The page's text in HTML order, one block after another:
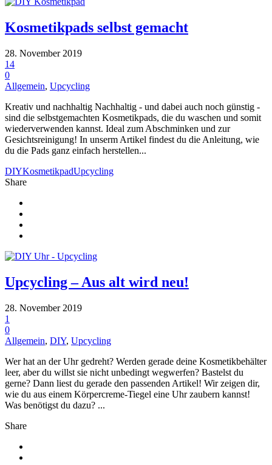
Kosmetikpads selbst gemacht
28. November 2019
14
0
Allgemein, Upcycling
Kreativ und nachhaltig Nachhaltig - und dabei auch noch günstig -
sind die selbstgemachten Kosmetikpads, die du waschen und somit
wiederverwenden kannst. Ideal zum Abschminken und zur
Gesichtsreinigung! In unserm Artikel findest du die Anleitung, wie
du die Pads ganz einfach herstellen...
DIYKosmetikpadUpcycling
Share
Upcycling – Aus alt wird neu!
28. November 2019
1
0
Allgemein, DIY, Upcycling
Wer hat an der Uhr gedreht? Werden gerade deine Kosmetikbehälter
leer, aber du willst sie nicht unbedingt wegwerfen? Bastelst du
gerne? Dann liest du gerade den passenden Artikel! Wir zeigen dir,
wie du aus einem Körpercreme-Tiegel eine Uhr zaubern kannst!
Was benötigst du dazu? ...
Share